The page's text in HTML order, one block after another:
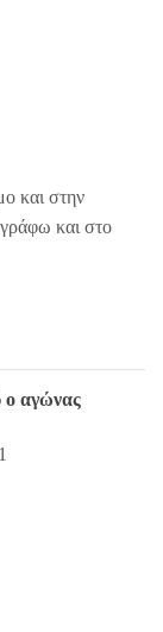
και στην
και στο
ο αγώνας